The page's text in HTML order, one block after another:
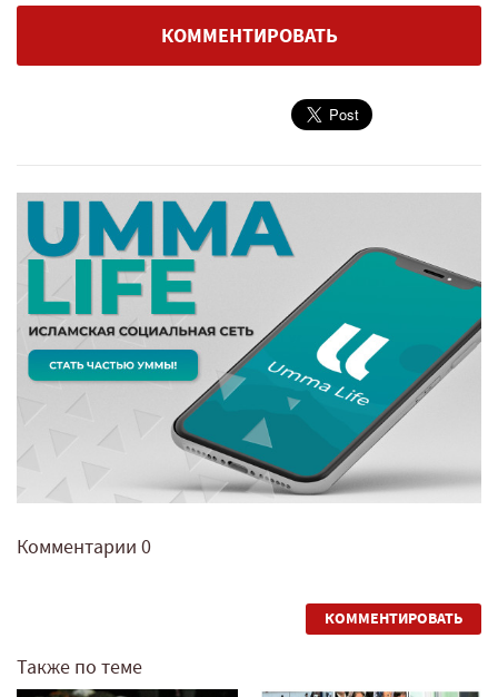
КОММЕНТИРОВАТЬ
Комментарии 0
КОММЕНТИРОВАТЬ
Также по теме